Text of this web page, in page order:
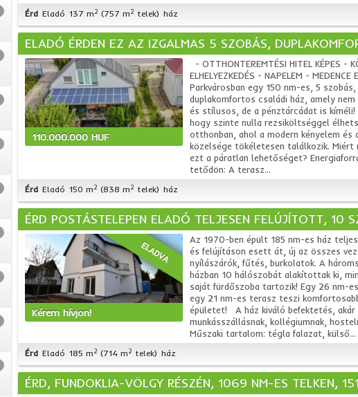
Érd Eladó 137 m2 (757 m2 telek) ház
ELADÓ ÉRDEN EZ AZ IZGALMAS 5 SZOBÁS,
110.000.000 HUF
- OTTHONTEREMTÉSI HITEL KÉPES -
ELHELYEZKEDÉS - NAPELEM - MEDENCE
Parkvárosban egy 150 nm-es, 5 szobás,
duplakomfortos családi ház, amely
és stílusos, de a pénztárcádat is kíméli!
hogy szinte nulla rezsiköltséggel
otthonban, ahol a modern kényelem és
közelsége tökéletesen találkozik. Miért
ezt a páratlan lehetőséget?
tetődön: A terasz...
Érd Eladó 150 m2 (838 m2 telek) ház
ÉRD POSTÁSTELEPEN ELADÓ TELJESEN FELÚJÍTOTT, 10
ELADVA
Kérem hívjon!
Az 1970-ben épült 185 nm-es ház
és felújításon esett át, új az összes
nyílászárók, fűtés, burkolatok. A
házban 10 hálószobát alakítottak ki,
saját fürdőszoba tartozik! Egy 26 nm-
egy 21 nm-es terasz teszi
épületet! A ház kiváló befektetés, akár
munkásszállásnak, kollégiumnak,
Műszaki tartalom: tégla falazat, külső...
Érd Eladó 185 m2 (714 m2 telek) ház
ÉRD, FUNDOKLIA-VÖLGY RÉSZÉN, 1069 NM-ES TELKEN,